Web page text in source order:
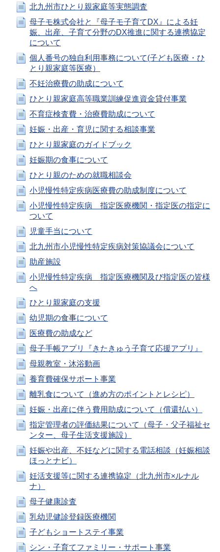
北九州市ひとり親家庭等実態調査
母子モ株式会社と『母子モ子育てDX』による妊
娠、出産、子育て分野のDX推進に関する連携協定
について
個人番号の独自利用事務について(子ども医療・ひ
とり親家庭等医療）
不妊治療費の助成について
ひとり親家庭高等職業訓練促進資金貸付事業
不育症検査費・治療費助成について
妊娠・出産・育児に関する相談事業
ひとり親家庭のガイドブック
妊娠期の食事について
ひとり親のための就職相談会
小児慢性特定疾病医療費の助成制度について
小児慢性特定疾病 指定医療機関・指定医の指定に
ついて
児童手当について
北九州市小児慢性特定疾病対策協議会について
助産施設
小児慢性特定疾病 指定医療機関及び指定医の皆様
へ
ひとり親家庭の支援
幼児期の食事について
医療費の助成など
母子手帳アプリ『きたきゅう子育て応援アプリ』
母親教室・沐浴動画
養育費確保サポート事業
離乳食について（進め方のポイントとレシピ）
妊娠・出産に伴う費用助成について（償還払い）
指定管理者の評価結果について（母子・父子福祉セ
ンター、母子生活支援施設）
妊娠や出産、不妊などに関する電話相談（妊娠相談
ほっとナビ）
妊活支援等に関する連携協定（北九州市×ルナル
ナ）
母子健康診査
乳幼児健診登録医療機関
子どもショートステイ事業
シン・子育てファミリー・サポート事業